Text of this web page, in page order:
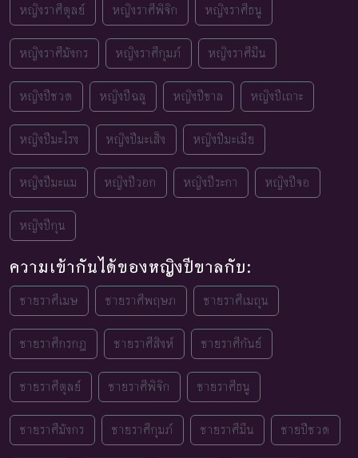
หญิงราศีตุลย์ หญิงราศีพิจิก หญิงราศีธนู
หญิงราศีมังกร หญิงราศีกุมภ์ หญิงราศีมีน
หญิงปีชวด หญิงปีฉลู หญิงปีขาล หญิงปีเถาะ
หญิงปีมะโรง หญิงปีมะเส็ง หญิงปีมะเมีย
หญิงปีมะแม หญิงปีวอก หญิงปีระกา หญิงปีจอ
หญิงปีกุน
ความเข้ากันได้ของหญิงปีขาลกับ:
ชายราศีเมษ ชายราศีพฤษภ ชายราศีเมถุน
ชายราศีกรกฎ ชายราศีสิงห์ ชายราศีกันย์
ชายราศีตุลย์ ชายราศีพิจิก ชายราศีธนู
ชายราศีมังกร ชายราศีกุมภ์ ชายราศีมีน ชายปีชวด